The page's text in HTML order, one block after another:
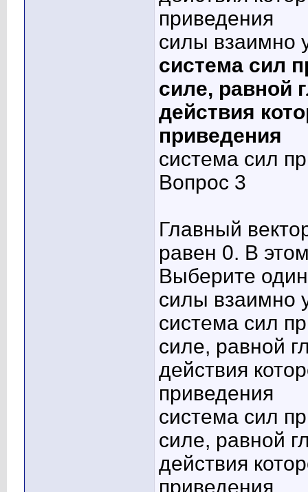
приведения
силы взаимно
система сил
силе, равной
действия
приведения
система сил
Вопрос 3
Главный
равен 0. В
Выберите
силы взаимно
система сил
силе, равной
действия
приведения
система сил
силе, равной
действия
приведения